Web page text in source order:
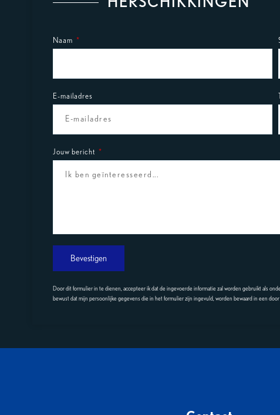
Naam
E-mailadres
Jouw bericht
Bevestigen
Door dit formulier in te dienen, accepteer ik dat de ingevoerde informatie zal worden gebruikt als
bewust dat mijn persoonlijke gegevens die in het formulier zijn ingevuld, worden bewaard in een